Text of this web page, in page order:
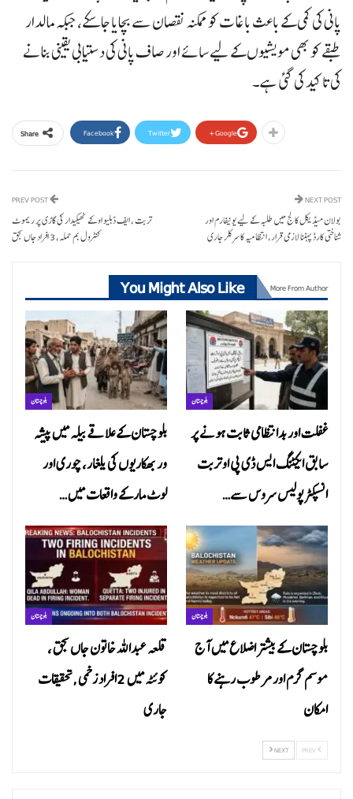
پانی کی کمی کے باعث باغات کو ممکنہ نقصان سے بچایا جا سکے، جبکہ مالدار
طبقے کو بھی مویشیوں کے لیے سائے اور صاف پانی کی دستیابی یقینی بنانے
کی تاکید کی گئی ہے۔
Share Facebook Twitter Google+
تربت ، ایف ڈبلیو او کے ٹھیکیدار کی گاڑی پر ریموٹ
کنٹرول بم حملہ، 3 افراد جاں بحق
NEXT POST
بولان میڈیکل کالج میں طلبہ کے لیے یونیفارم اور
شناختی کارڈ پہننا لازمی قرار، انتظامیہ کا سرکلر جاری
You Might Also Like More From Author
بلوچستان
بلوچستان کے علاقے بیلہ میں پیشہ
ور بھکاریوں کی یلغار، چوری اور
لوٹ مار کے واقعات میں…
بلوچستان
غفلت اور بدانتظامی ثابت ہونے پر
سابق ایکٹنگ ایس ڈی پی او تربت
انسپکٹر پولیس سروس سے…
بلوچستان
قلعہ عبداللہ خاتون جاں بحق ،
کوئٹہ میں 2افراد زخمی ,تحقیقات
جاری
بلوچستان
بلوچستان کے بیشتر اضلاع میں آج
موسم گرم اور مرطوب رہنے کا
امکان
NEXT